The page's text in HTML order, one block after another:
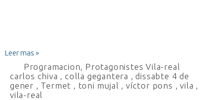
Leer mas »
Programacion, Protagonistes Vila-real
carlos chiva ,colla gegantera ,dissabte 4 de
gener , Termet , toni mujal ,víctor pons ,vila ,
vila-real